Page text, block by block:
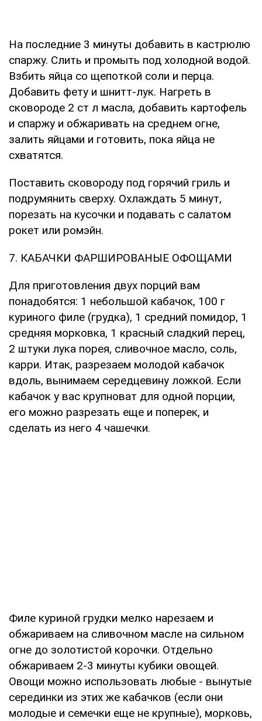
На последние 3 минуты добавить в кастрюлю
спаржу. Слить и промыть под холодной водой.
Взбить яйца со щепоткой соли и перца.
Добавить фету и шнитт-лук. Нагреть в
сковороде 2 ст л масла, добавить картофель
и спаржу и обжаривать на среднем огне,
залить яйцами и готовить, пока яйца не
схватятся.
Поставить сковороду под горячий гриль и
подрумянить сверху. Охлаждать 5 минут,
порезать на кусочки и подавать с салатом
рокет или ромэйн.
7. КАБАЧКИ ФАРШИРОВАНЫЕ ОФОЩАМИ
Для приготовления двух порций вам
понадобятся: 1 небольшой кабачок, 100 г
куриного филе (грудка), 1 средний помидор, 1
средняя морковка, 1 красный сладкий перец,
2 штуки лука порея, сливочное масло, соль,
карри. Итак, разрезаем молодой кабачок
вдоль, вынимаем середцевину ложкой. Если
кабачок у вас крупноват для одной порции,
его можно разрезать еще и поперек, и
сделать из него 4 чашечки.
Филе куриной грудки мелко нарезаем и
обжариваем на сливочном масле на сильном
огне до золотистой корочки. Отдельно
обжариваем 2-3 минуты кубики овощей.
Овощи можно использовать любые - вынутые
серединки из этих же кабачков (если они
молодые и семечки еще не крупные), морковь,